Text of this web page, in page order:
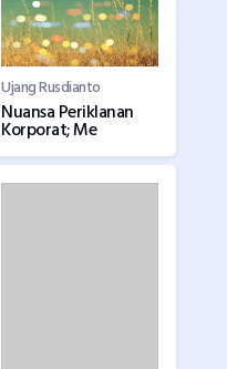
Ujang Rusdianto
Nuansa Periklanan
Korporat; Me